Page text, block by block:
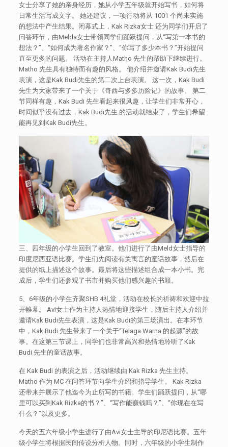
女士分享了她的亲身经历，她从小学五年级就开始写书，如何将
日常生活写成文字。 她还建议，一项行动将从 1001 个尚未实施
的想法中产生结果。闭幕式上，Kak Rizka女士 还为同学们开启了
问答环节，由Melda女士带领同学们踊跃提问，从“写第一本书的
想法？”、“如何成为著名作家？”、“你写了多少本书？”开始提问
直至更多的问题。 活动在主持人Matho 先生的帮助下继续进行。
Matho 先生具有独特而有趣的风格。 他介绍并邀请Kak Budi先生
表演，这是Kak Budi先生的第二次上台表演。 这一次，Kak Budi
先生为大家带来了一个关于《奇西与多多历险记》的故事。 第二
节同样有趣，Kak Budi 先生看起来很风趣，让学生们非常开心，
时间似乎没有过去，Kak Budi先生 的活动就结束了，学生们希望
能再见到Kak Budi先生。
三、四年级的小学生回到了教室。他们进行了由Meld女士指导的
印度尼西亚语比赛。学生们先阅读有关寓言的童话故事，然后在
提供的纸上描述这个故事。最后将这些描述组合成一本小书。完
成后，学生们还参观了书市并购买他们感兴趣的书籍。
5、6年级的小学生齐聚SHB 4礼堂，活动在校长的祈祷和欢迎中拉
开帷幕。 Avi女士作为主持人热情地迎接学生，随后主持人介绍并
邀请Kak Budi先生表演，这是Kak Budi的第三场演出。在本环节
中，Kak Budi 先生带来了一个关于“Telaga Warna 的起源”的故
事。在这第三节课上，同学们也非常高兴和热情地聆听了Kak
Budi 先生的童话故事。
在 Kak Budi 的表演之后，活动继续由 Kak Rizka 先生主持。
Matho 作为 MC 在问答环节向学生介绍和指导学生。 Kak Rizka
还带来并展示了他迄今为止所写的书籍。学生们踊跃提问，从“哪
里可以买到Kak Rizka的书？”、“写作能赚钱吗？”、“你现在在写
什么？”以及更多。
今天的五六年级小学生进行了由Avi女士主导的印尼语比赛。五年
级小学生将根据民间传说分析人物。同时，六年级的小学生制作